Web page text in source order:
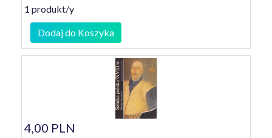
1 produkt/y
Dodaj do Koszyka
4,00 PLN